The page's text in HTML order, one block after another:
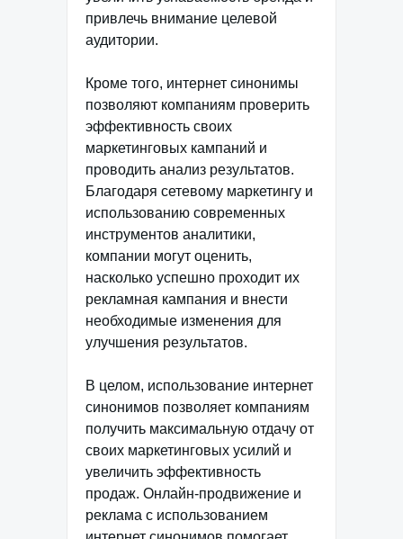
привлечь внимание целевой
аудитории.
Кроме того, интернет синонимы
позволяют компаниям проверить
эффективность своих
маркетинговых кампаний и
проводить анализ результатов.
Благодаря сетевому маркетингу и
использованию современных
инструментов аналитики,
компании могут оценить,
насколько успешно проходит их
рекламная кампания и внести
необходимые изменения для
улучшения результатов.
В целом, использование интернет
синонимов позволяет компаниям
получить максимальную отдачу от
своих маркетинговых усилий и
увеличить эффективность
продаж. Онлайн-продвижение и
реклама с использованием